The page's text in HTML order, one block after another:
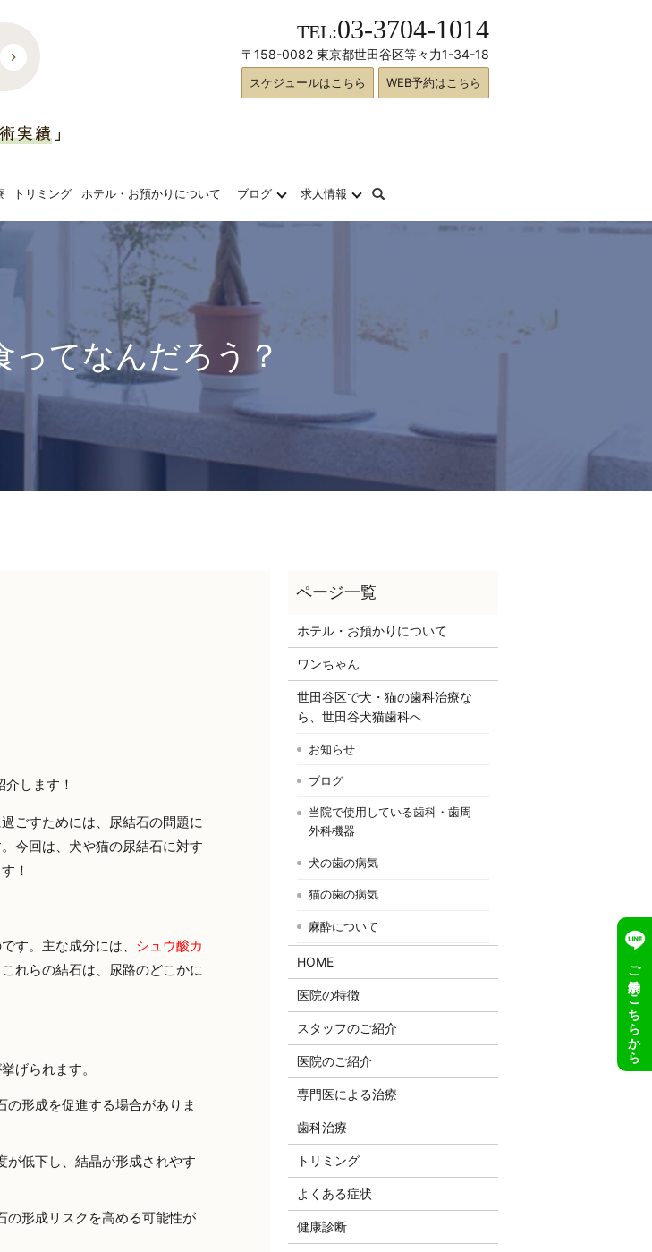
TEL:03-3704-1014
〒158-0082 東京都世田谷区等々力1-34-18
スケジュールはこちら WEB予約はこちら
トリミング ホテル・お預かりについて ブログ 求人情報
ってなんだろう？
します！
ごすためには、尿結石の問題に
今回は、犬や猫の尿結石に対す
！
す。主な成分には、 シュウ酸カ
れらの結石は、尿路のどこかに
げられます。
形成を促進する場合がありま
が低下し、結晶が形成されやす
の形成リスクを高める可能性が
ホテル・お預かりについて
ワンちゃん
世田谷区で犬・猫の歯科治療な
ら、世田谷犬猫歯科へ
お知らせ
ブログ
当院で使用している歯科・歯周
外科機器
犬の歯の病気
猫の歯の病気
麻酔について
HOME
医院の特徴
スタッフのご紹介
医院のご紹介
専門医による治療
歯科治療
トリミング
よくある症状
健康診断
ご予約はこちらから